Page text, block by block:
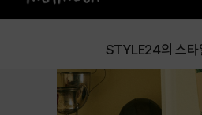
STYLE24의 스타